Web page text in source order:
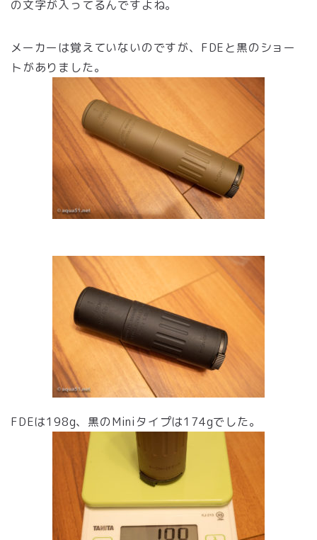
の文字が入ってるんですよね。
メーカーは覚えていないのですが、FDEと黒のショー
トがありました。
FDEは198g、黒のMiniタイプは174gでした。